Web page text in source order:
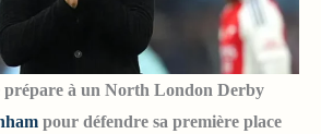
prépare à un North London Derby
pour défendre sa première place